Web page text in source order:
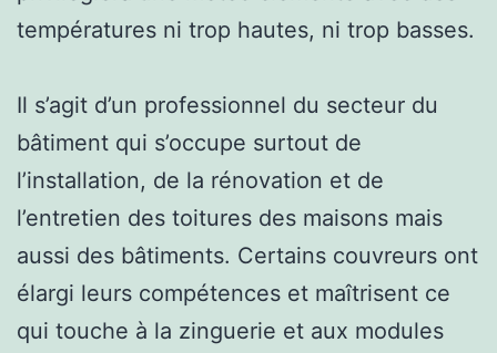
températures ni trop hautes, ni trop basses.
Il s’agit d’un professionnel du secteur du
bâtiment qui s’occupe surtout de
l’installation, de la rénovation et de
l’entretien des toitures des maisons mais
aussi des bâtiments. Certains couvreurs ont
élargi leurs compétences et maîtrisent ce
qui touche à la zinguerie et aux modules